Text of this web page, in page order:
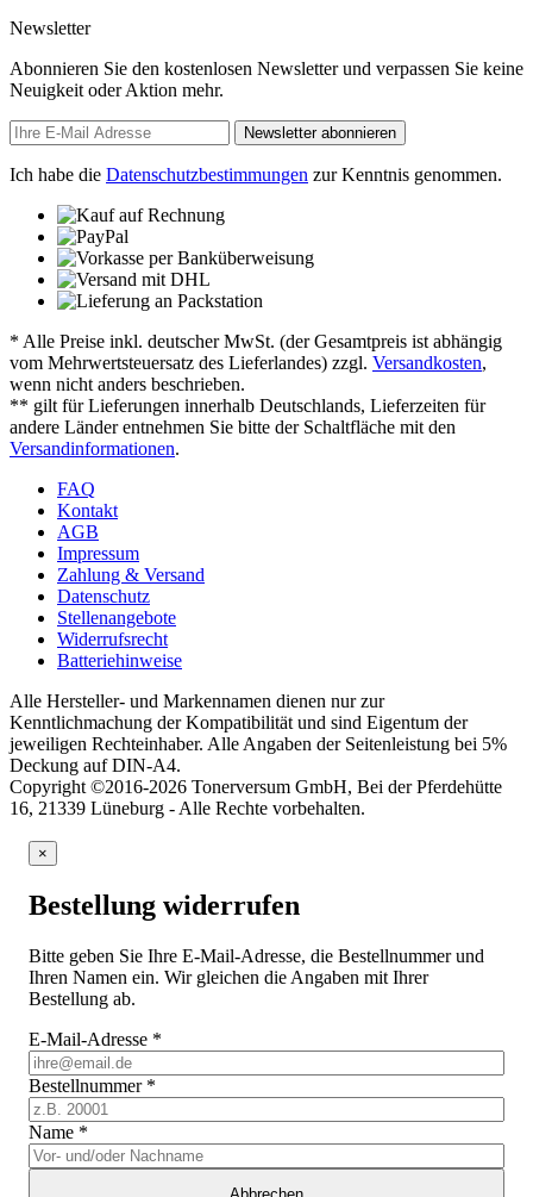
Newsletter
Abonnieren Sie den kostenlosen Newsletter und verpassen Sie keine
Neuigkeit oder Aktion mehr.
Newsletter abonnieren
Ich habe die Datenschutzbestimmungen zur Kenntnis genommen.
* Alle Preise inkl. deutscher MwSt. (der Gesamtpreis ist abhängig
vom Mehrwertsteuersatz des Lieferlandes) zzgl. Versandkosten,
wenn nicht anders beschrieben.
** gilt für Lieferungen innerhalb Deutschlands, Lieferzeiten für
andere Länder entnehmen Sie bitte der Schaltfläche mit den
Versandinformationen.
FAQ
Kontakt
AGB
Impressum
Zahlung & Versand
Datenschutz
Stellenangebote
Widerrufsrecht
Batteriehinweise
Alle Hersteller- und Markennamen dienen nur zur
Kenntlichmachung der Kompatibilität und sind Eigentum der
jeweiligen Rechteinhaber. Alle Angaben der Seitenleistung bei 5%
Deckung auf DIN-A4.
Copyright ©2016-2026 Tonerversum GmbH, Bei der Pferdehütte
16, 21339 Lüneburg - Alle Rechte vorbehalten.
×
Bestellung widerrufen
Bitte geben Sie Ihre E-Mail-Adresse, die Bestellnummer und
Ihren Namen ein. Wir gleichen die Angaben mit Ihrer
Bestellung ab.
E-Mail-Adresse *
Bestellnummer *
Name *